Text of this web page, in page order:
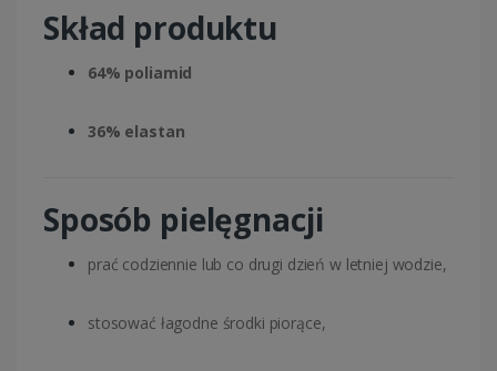
Skład produktu
64% poliamid
36% elastan
Sposób pielęgnacji
prać codziennie lub co drugi dzień w letniej wodzie,
stosować łagodne środki piorące,